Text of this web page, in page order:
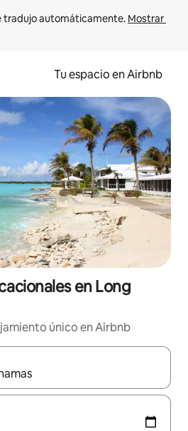
tradujo automáticamente. Mostrar
Tu espacio en Airbnb
en Long
único en Airbnb
disponibles, podrás navegar